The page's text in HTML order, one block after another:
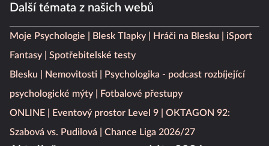
Další témata z našich webů
Moje Psychologie Blesk Tlapky Hráči na Blesku
iSport
Fantasy
Spotřebitelské testy
Blesku
Nemovitosti
Psychologika - podcast rozbíjející
psychologické mýty
Fotbalové přestupy
ONLINE
Eventový prostor Level 9
OKTAGON 92:
Szabová vs. Pudilová
Chance Liga 2026/27